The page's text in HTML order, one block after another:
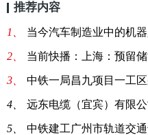
推荐内容
1、 当今汽车制造业中的机
2、 当前快播：上海：预留储能配置
3、 中铁一局昌九项目一工
4、 远东电缆（宜宾）有限公司
5、 中铁建工广州市轨道交通十一号线赤